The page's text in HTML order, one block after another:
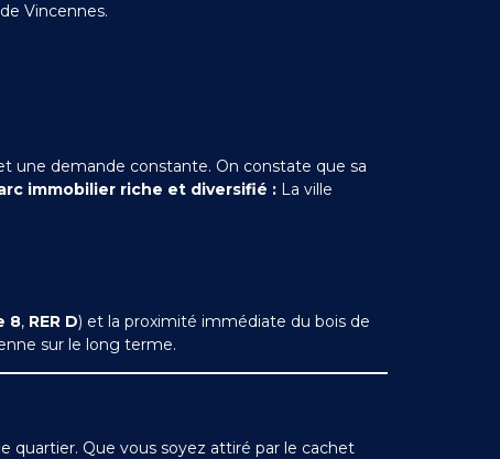
Vincennes.
une demande constante. On constate que sa
immobilier riche et diversifié : La ville
8, RER D) et la proximité immédiate du bois de
sur le long terme.
quartier. Que vous soyez attiré par le cachet